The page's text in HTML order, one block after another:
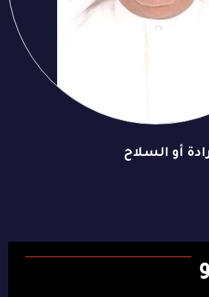
أو السلاح